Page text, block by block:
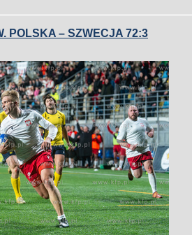
POLSKA – SZWECJA 72:3